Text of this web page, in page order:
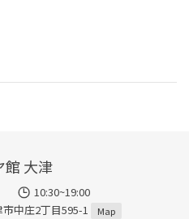
館 大津
10:30~19:00
中庄2丁目595-1
Map